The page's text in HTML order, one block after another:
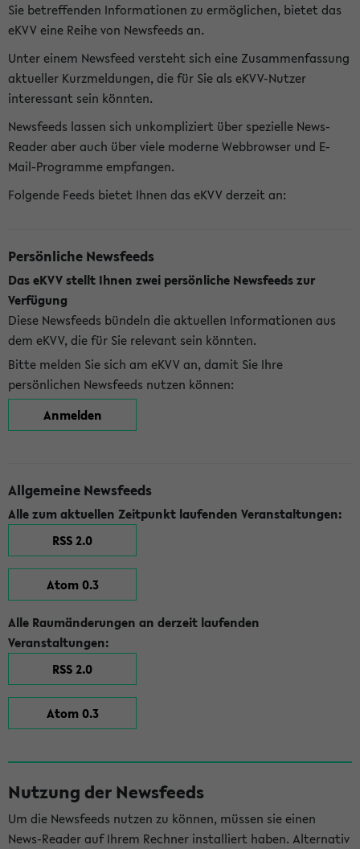
Sie betreffenden Informationen zu ermöglichen, bietet das
eKVV eine Reihe von Newsfeeds an.
Unter einem Newsfeed versteht sich eine Zusammenfassung
aktueller Kurzmeldungen, die für Sie als eKVV-Nutzer
interessant sein könnten.
Newsfeeds lassen sich unkompliziert über spezielle News-
Reader aber auch über viele moderne Webbrowser und E-
Mail-Programme empfangen.
Folgende Feeds bietet Ihnen das eKVV derzeit an:
Persönliche Newsfeeds
Das eKVV stellt Ihnen zwei persönliche Newsfeeds zur
Verfügung
Diese Newsfeeds bündeln die aktuellen Informationen aus
dem eKVV, die für Sie relevant sein könnten.
Bitte melden Sie sich am eKVV an, damit Sie Ihre
persönlichen Newsfeeds nutzen können:
Anmelden
Allgemeine Newsfeeds
Alle zum aktuellen Zeitpunkt laufenden Veranstaltungen:
RSS 2.0
Atom 0.3
Alle Raumänderungen an derzeit laufenden
Veranstaltungen:
RSS 2.0
Atom 0.3
Nutzung der Newsfeeds
Um die Newsfeeds nutzen zu können, müssen sie einen
News-Reader auf Ihrem Rechner installiert haben. Alternativ